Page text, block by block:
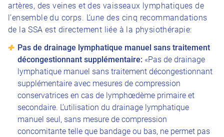
artères, des veines et des vaisseaux lymphatiques de
l’ensemble du corps. L’une des cinq recommandations
de la SSA est directement liée à la physiothérapie:
Pas de drainage lymphatique manuel sans traitement
décongestionnant supplémentaire: «Pas de drainage
lymphatique manuel sans traitement décongestionnant
supplémentaire avec mesures de compression
conservatrices en cas de lymphœdème primaire et
secondaire. L’utilisation du drainage lymphatique
manuel seul, sans mesure de compression
concomitante telle que bandage ou bas, ne permet pas